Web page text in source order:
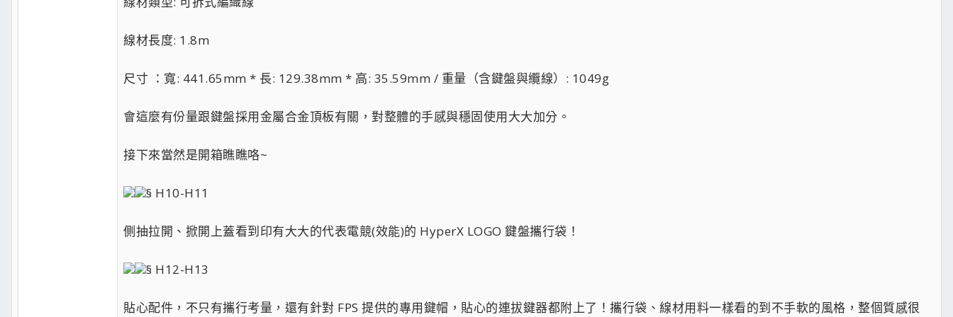
線材長度: 1.8m
尺寸 ：寬: 441.65mm * 長: 129.38mm * 高: 35.59mm / 重量（含鍵盤與纜線）: 1049g
會這麼有份量跟鍵盤採用金屬合金頂板有關，對整體的手感與穩固使用大大加分。
接下來當然是開箱瞧瞧咯~
§ H10-H11
側抽拉開、掀開上蓋看到印有大大的代表電競(效能)的 HyperX LOGO 鍵盤攜行袋！
§ H12-H13
貼心配件，不只有攜行考量，還有針對 FPS 提供的專用鍵帽，貼心的連拔鍵器都附上了！攜行袋、線材用料一樣看的到不手軟的風格，整個質感很